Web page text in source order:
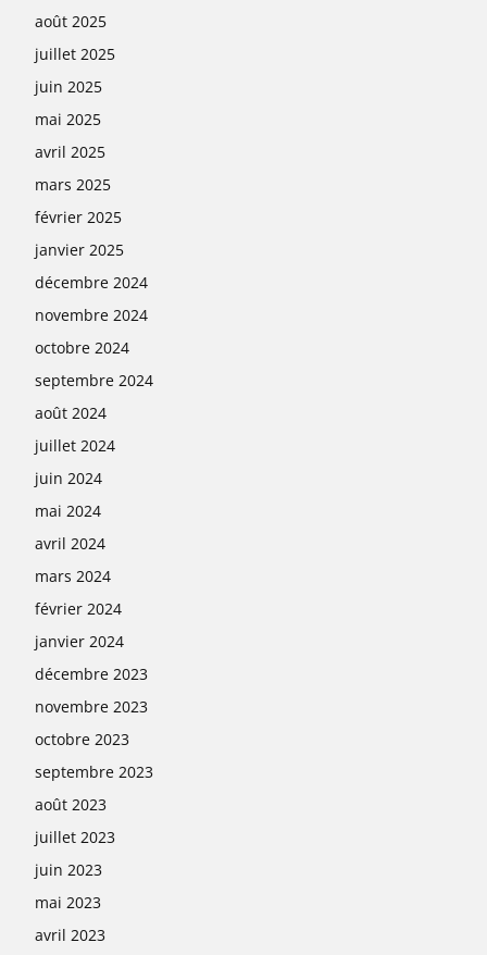
août 2025
juillet 2025
juin 2025
mai 2025
avril 2025
mars 2025
février 2025
janvier 2025
décembre 2024
novembre 2024
octobre 2024
septembre 2024
août 2024
juillet 2024
juin 2024
mai 2024
avril 2024
mars 2024
février 2024
janvier 2024
décembre 2023
novembre 2023
octobre 2023
septembre 2023
août 2023
juillet 2023
juin 2023
mai 2023
avril 2023